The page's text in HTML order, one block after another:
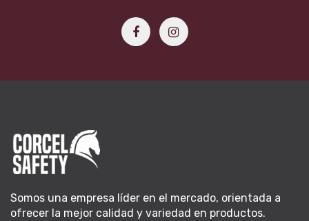
Somos una empresa líder en el mercado, orientada a
ofrecer la mejor calidad y variedad en productos.